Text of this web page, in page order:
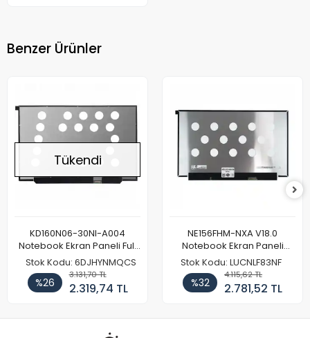
Benzer Ürünler
Tükendi
KD160N06-30NI-A004
Notebook Ekran Paneli Full
HD
Stok Kodu: 6DJHYNMQCS
%26
3.131,70 TL
2.319,74 TL
NE156FHM-NXA V18.0
Notebook Ekran Paneli
144Hz
Stok Kodu: LUCNLF83NF
%32
4.115,62 TL
2.781,52 TL